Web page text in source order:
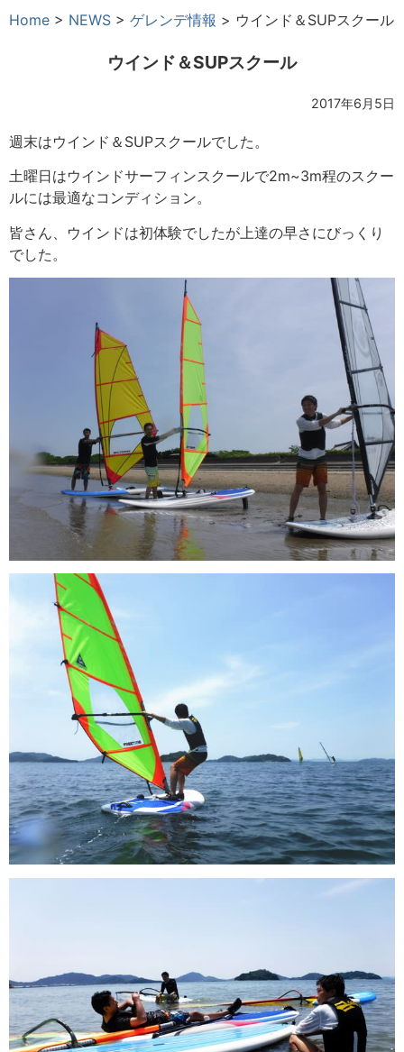
Home > NEWS > ゲレンデ情報 > ウインド＆SUPスクール
ウインド＆SUPスクール
2017年6月5日
週末はウインド＆SUPスクールでした。
土曜日はウインドサーフィンスクールで2m~3m程のスクー
ルには最適なコンディション。
皆さん、ウインドは初体験でしたが上達の早さにびっくり
でした。